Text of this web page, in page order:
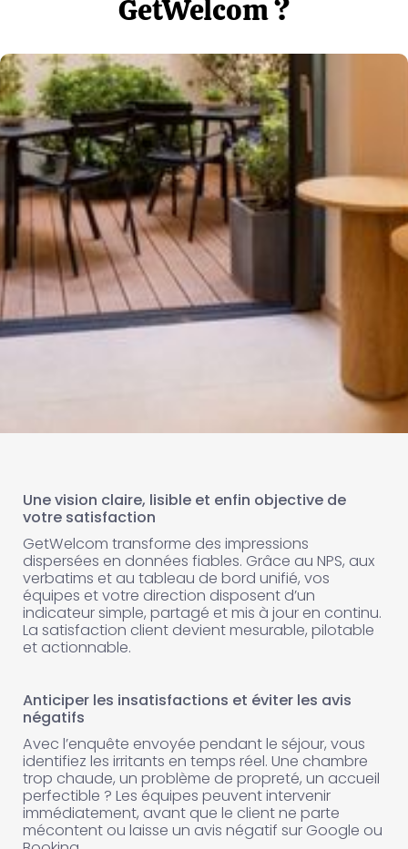
GetWelcom ?
Une vision claire, lisible et enfin objective de
votre satisfaction
GetWelcom transforme des impressions
dispersées en données fiables. Grâce au NPS, aux
verbatims et au tableau de bord unifié, vos
équipes et votre direction disposent d’un
indicateur simple, partagé et mis à jour en continu.
La satisfaction client devient mesurable, pilotable
et actionnable.
Anticiper les insatisfactions et éviter les avis
négatifs
Avec l’enquête envoyée pendant le séjour, vous
identifiez les irritants en temps réel. Une chambre
trop chaude, un problème de propreté, un accueil
perfectible ? Les équipes peuvent intervenir
immédiatement, avant que le client ne parte
mécontent ou laisse un avis négatif sur Google ou